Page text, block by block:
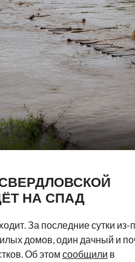
НА СПАД
За последние сутки из-
домов, один дачный и
Об этом сообщили в